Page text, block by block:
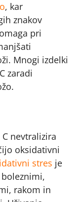
, kar
znakov
pri
Mnogi izdelki
zaradi
nevtralizira
oksidativni
stres je
rakom in